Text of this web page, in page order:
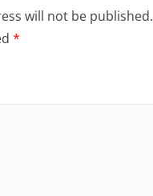
will not be published.
*